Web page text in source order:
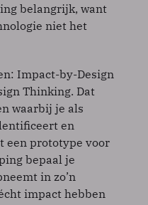
belangrijk, want
niet het
Impact-by-Design
Thinking. Dat
waarbij je als
en
een prototype voor
bepaal je
in zo’n
impact hebben